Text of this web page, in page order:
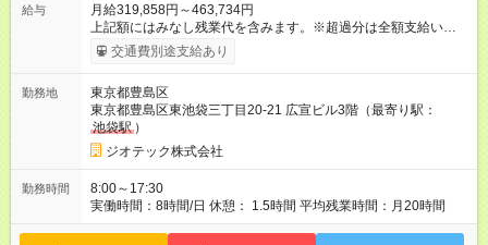
給与
月給319,858円～463,734円
上記額にはみなし残業代を含みます。※超過分は全額支給いたし
ます。 みなし残業代 23,268円 ～ 33,734円／月 みなし残業時
間 10時間／月 ■給与内訳 ・月給＝基本給＋住宅手当＋資格手当
与 ※年収とは別に日当を支給します。 ■住宅手当（月） 世帯
主・扶養家族あり3万円 世帯主・扶養家族なし2万円 非世帯主：
1万円 ■等級手当（月） 1等級0円、2等級1.5万円、3等級2万
円、4等級10万円、5等級10万円、6等級17万円（4～6等級は管
理職） ■現場手当（日） 以下の業務に従事した日数に応じて手
当を支給します。 施工管理1,000円／日 オペレーター2,000円／
日 軽作業1,000円／日 重作業2,000円／日 地質調査1,000円／日
円／片道 ■日当（日帰り出張手当） ▽3等級以上 5時間～800円 8
交通費別途支給あり
勤務地
東京都豊島区
東京都豊島区東池袋三丁目20-21 広宣ビル3階（最寄り駅：
池袋駅 ）
ジオテック株式会社
勤務時間
8:00～17:30
実働時間：8時間/日 休憩： 1.5時間 平均残業時間：月20時間